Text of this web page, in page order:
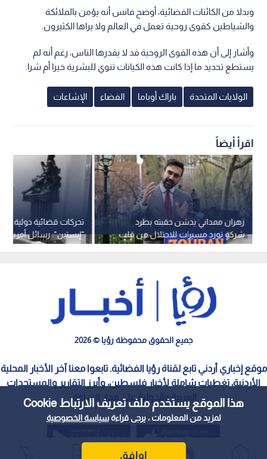
هذا الموقع يستخدم ملف تعريف الارتباط Cookie
لمزيد من المعلومات ، يرجى قراءةسياسة الخصوصية
اوافق
وبدلا من الكائنات الفضائية، أوضح فانس أنه يؤمن بالملائكة
والشياطين كقوى روحية تعمل في العالم ولا يراها الكثيرون.
وأشار إلى أن هذه القوى الروحية قد لا يقدرها الناس، رغم أنه لم
يستطع تحديد ما إذا كانت هذه الكيانات تنوي للبشرية خيرا أم شرا.
الولايات المتحدة باراك أوباما الفضاء الإشاعات
اقرأ أيضاً
تحركات قضائية دولية
"إبستين": رسائل أمريكية
وفريق تحقيق فرنسي
زهران ممداني يدشن حقبته بطرد
شركة تورد مسيرات للاحتلال من قلب
"بروكلين"
جميع الحقوق محفوظة رؤيا © 2026
موقع إخباري أردني تابع لقناة رؤيا الفضائية. تابعوا معنا آخر الأخبار المحلية
الأردنية، تغطيات شاملة لأخبار فلسطين، وأبرز التقارير والمستجدات
العربية والدولية على مدار الساعة.